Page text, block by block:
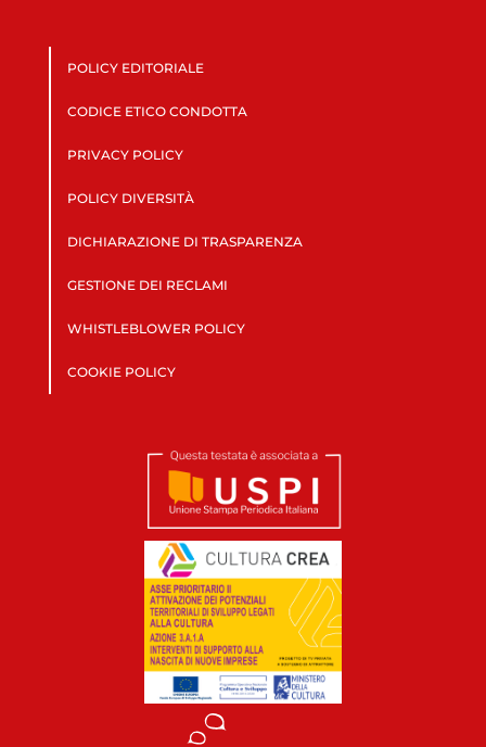
POLICY EDITORIALE
CODICE ETICO CONDOTTA
PRIVACY POLICY
POLICY DIVERSITÀ
DICHIARAZIONE DI TRASPARENZA
GESTIONE DEI RECLAMI
WHISTLEBLOWER POLICY
COOKIE POLICY